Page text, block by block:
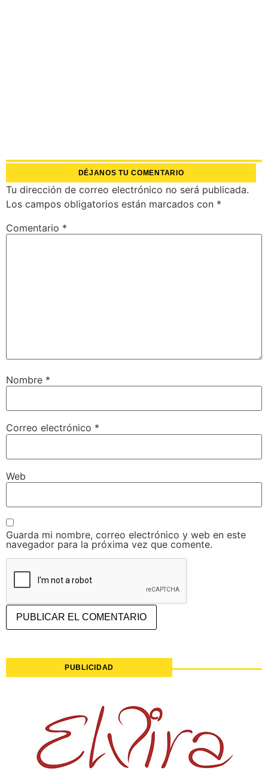
DÉJANOS TU COMENTARIO
Tu dirección de correo electrónico no será publicada.
Los campos obligatorios están marcados con *
Comentario *
Nombre *
Correo electrónico *
Web
Guarda mi nombre, correo electrónico y web en este
navegador para la próxima vez que comente.
PUBLICIDAD